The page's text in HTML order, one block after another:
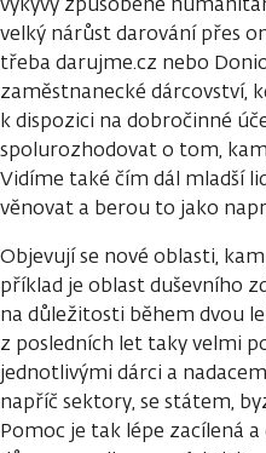
velký nárůst darování přes
třeba darujme.cz nebo
zaměstnanecké dárcovství,
k dispozici na dobročinné
spolurozhodovat o tom,
Vidíme také čím dál mladší
věnovat a berou to jako
Objevují se nové oblasti,
příklad je oblast duševního
na důležitosti během dvou
z posledních let taky velmi
jednotlivými dárci a
napříč sektory, se státem,
Pomoc je tak lépe zacílená